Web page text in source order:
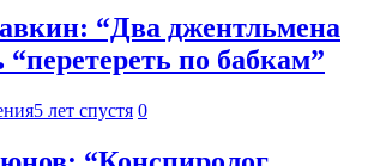
“Два джентльмена
“перетереть по бабкам”
5 лет спустя 0